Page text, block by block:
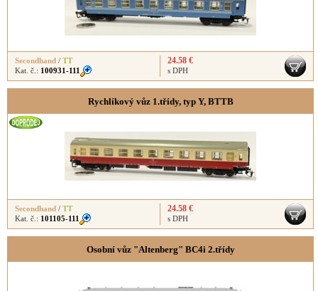
Secondhand / TT
Kat. č.: 100931-111
24.58 €
s DPH
Rychlíkový vůz 1.třídy, typ Y, BTTB
Secondhand / TT
Kat. č.: 101105-111
24.58 €
s DPH
Osobní vůz "Altenberg" BC4i 2.třídy